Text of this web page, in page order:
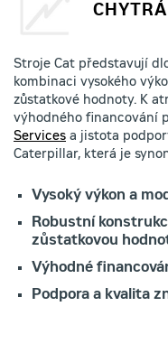
Stroje Cat představují
kombinaci vysokého
zůstatkové hodnoty. K
výhodného financování
Services a jistota
Caterpillar, která je
Vysoký výkon a
Robustní
zůstatkovou
Výhodné
Podpora a kvalita